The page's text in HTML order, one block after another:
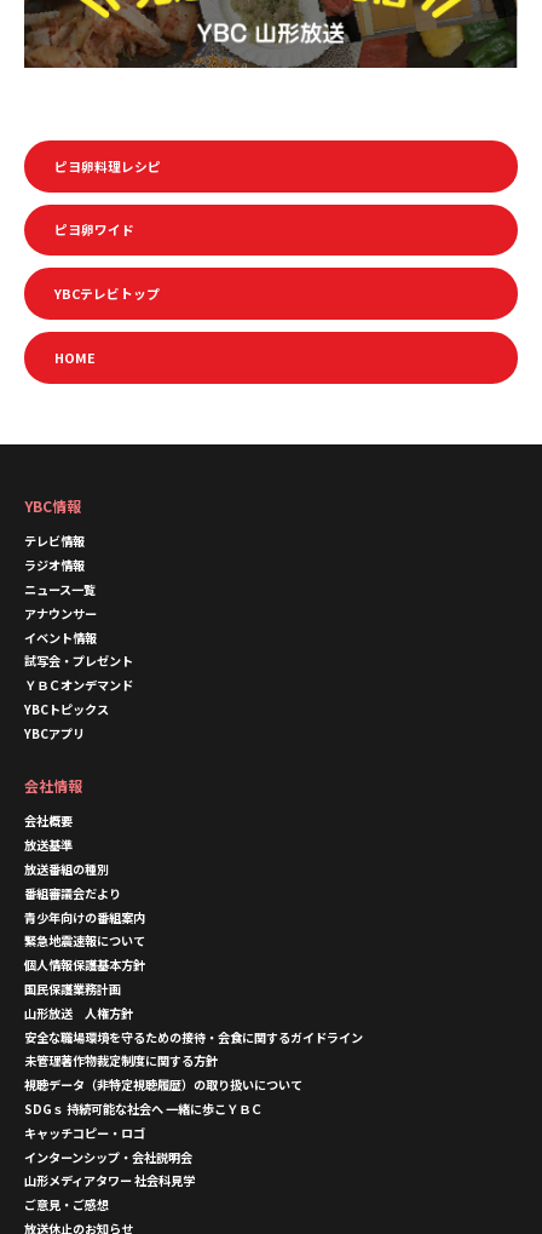
ピヨ卵料理レシピ
ピヨ卵ワイド
YBCテレビトップ
HOME
YBC情報
テレビ情報
ラジオ情報
ニュース一覧
アナウンサー
イベント情報
試写会・プレゼント
ＹＢＣオンデマンド
YBCトピックス
YBCアプリ
会社情報
会社概要
放送基準
放送番組の種別
番組審議会だより
青少年向けの番組案内
緊急地震速報について
個人情報保護基本方針
国民保護業務計画
山形放送 人権方針
安全な職場環境を守るための接待・会食に関するガイドライン
未管理著作物裁定制度に関する方針
視聴データ（非特定視聴履歴）の取り扱いについて
SDGｓ 持続可能な社会へ 一緒に歩こＹＢＣ
キャッチコピー・ロゴ
インターンシップ・会社説明会
山形メディアタワー 社会科見学
ご意見・ご感想
放送休止のお知らせ